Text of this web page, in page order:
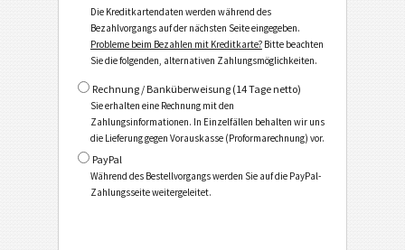
Die Kreditkartendaten werden während des
Bezahlvorgangs auf der nächsten Seite eingegeben.
Probleme beim Bezahlen mit Kreditkarte?Bitte beachten
Sie die folgenden, alternativen Zahlungsmöglichkeiten.
Rechnung / Banküberweisung (14 Tage netto)
Sie erhalten eine Rechnung mit den
Zahlungsinformationen. In Einzelfällen behalten wir uns
die Lieferung gegen Vorauskasse (Proformarechnung) vor.
PayPal
Während des Bestellvorgangs werden Sie auf die PayPal-
Zahlungsseite weitergeleitet.